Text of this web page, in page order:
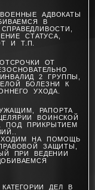
АДВОКАТЫ
В
СТАТУСА,
И Т.П.
ОТ
2 ГРУППЫ,
БОЛЕЗНИ К
УХОДА.
РАПОРТА
ВОИНСКОЙ
ПОД ПРИКРЫТИЕМ
НА ПОМОЩЬ
ЗАЩИТЫ,
ПРИ ВЕДЕНИИ
ДЕЛ В